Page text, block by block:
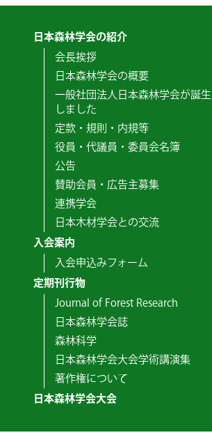
日本森林学会の紹介
会長挨拶
日本森林学会の概要
一般社団法人日本森林学会が誕生
しました
定款・規則・内規等
役員・代議員・委員会名簿
公告
賛助会員・広告主募集
連携学会
日本木材学会との交流
入会案内
入会申込みフォーム
定期刊行物
Journal of Forest Research
日本森林学会誌
森林科学
日本森林学会大会学術講演集
著作権について
日本森林学会大会